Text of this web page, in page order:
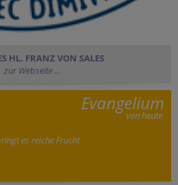
HL. FRANZ VON SALES
zur Webseite ...
Evangelium
von heute
es reiche Frucht